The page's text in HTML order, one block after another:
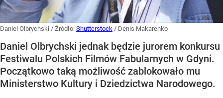
Daniel Olbrychski / Źródło: Shutterstock / Denis Makarenko
Daniel Olbrychski jednak będzie jurorem konkursu
Festiwalu Polskich Filmów Fabularnych w Gdyni.
Początkowo taką możliwość zablokowało mu
Ministerstwo Kultury i Dziedzictwa Narodowego.